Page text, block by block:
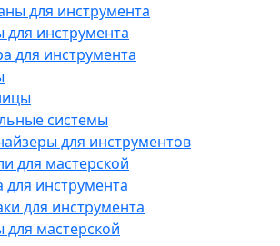
для инструмента
для инструмента
для инструмента
системы
для инструментов
для мастерской
для инструмента
для инструмента
для мастерской